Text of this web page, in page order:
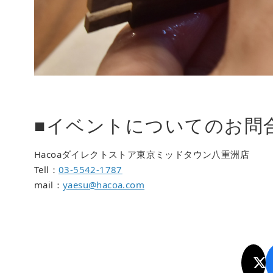
■イベントについてのお問
Hacoaダイレクトストア東京ミッドタウン八重洲 店
Tell： 03-5542-1787
mail： yaesu@hacoa.com